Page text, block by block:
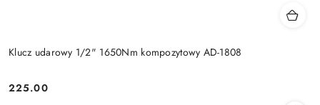
Klucz udarowy 1/2" 1650Nm kompozytowy AD-1808
Cena:
225.00